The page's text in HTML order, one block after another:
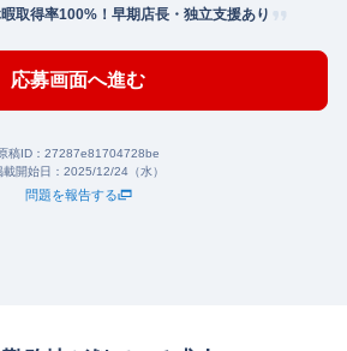
取得率100%！早期店長・独立支援あり
応募画面へ進む
稿ID： 27287e81704728be
載開始日： 2025/12/24（水）
問題を報告する